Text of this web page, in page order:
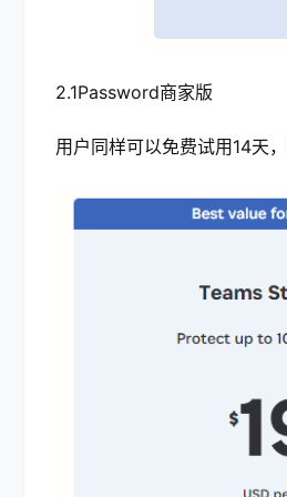
2.1Password商家版
用户同样可以免费试用14天